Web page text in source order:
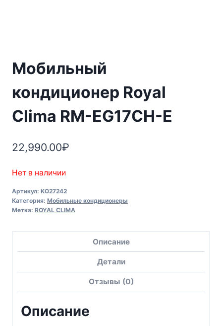
Мобильный
кондиционер Royal
Clima RM-EG17CH-E
22,990.00₽
Нет в наличии
Артикул: KO27242
Категория: Мобильные кондиционеры
Метка: ROYAL CLIMA
Описание
Детали
Отзывы (0)
Описание